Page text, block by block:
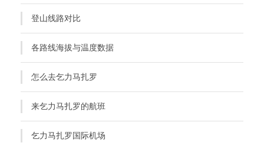
登山线路对比
各路线海拔与温度数据
怎么去乞力马扎罗
来乞力马扎罗的航班
乞力马扎罗国际机场